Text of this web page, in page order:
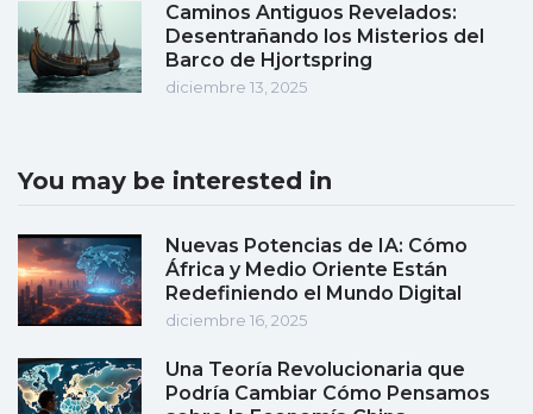
Caminos Antiguos Revelados:
Desentrañando los Misterios del
Barco de Hjortspring
diciembre 13, 2025
You may be interested in
Nuevas Potencias de IA: Cómo
África y Medio Oriente Están
Redefiniendo el Mundo Digital
diciembre 16, 2025
Una Teoría Revolucionaria que
Podría Cambiar Cómo Pensamos